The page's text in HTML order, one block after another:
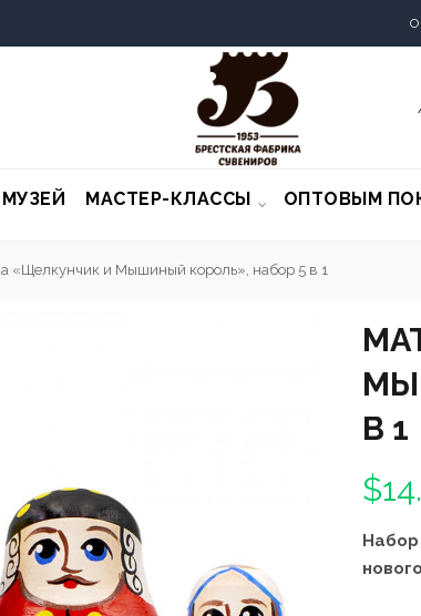
МАСТЕР-КЛАССЫ ОПТОВЫМ
«Щелкунчик и Мышиный король», набор 5 в 1
В 1